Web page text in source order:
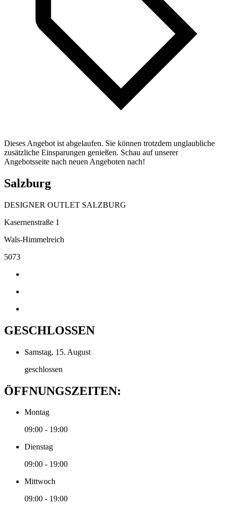
Dieses Angebot ist abgelaufen. Sie können trotzdem unglaubliche
zusätzliche Einsparungen genießen. Schau auf unserer
Angebotsseite nach neuen Angeboten nach!
Salzburg
DESIGNER OUTLET SALZBURG
Kasernenstraße 1
Wals-Himmelreich
5073
GESCHLOSSEN
Samstag, 15. August
geschlossen
ÖFFNUNGSZEITEN:
Montag
09:00 - 19:00
Dienstag
09:00 - 19:00
Mittwoch
09:00 - 19:00